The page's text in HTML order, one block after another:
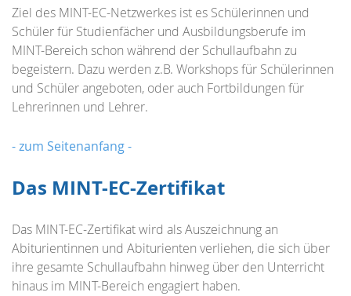
Ziel des MINT-EC-Netzwerkes ist es Schülerinnen und
Schüler für Studienfächer und Ausbildungsberufe im
MINT-Bereich schon während der Schullaufbahn zu
begeistern. Dazu werden z.B. Workshops für Schülerinnen
und Schüler angeboten, oder auch Fortbildungen für
Lehrerinnen und Lehrer.
- zum Seitenanfang -
Das MINT-EC-Zertifikat
Das MINT-EC-Zertifikat wird als Auszeichnung an
Abiturientinnen und Abiturienten verliehen, die sich über
ihre gesamte Schullaufbahn hinweg über den Unterricht
hinaus im MINT-Bereich engagiert haben.